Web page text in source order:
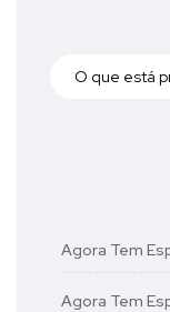
Agora Tem
Agora Tem